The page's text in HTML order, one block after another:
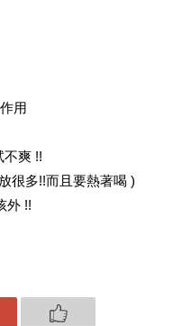
用
不爽 !!
很多!!而且要熱著喝 )
外 !!